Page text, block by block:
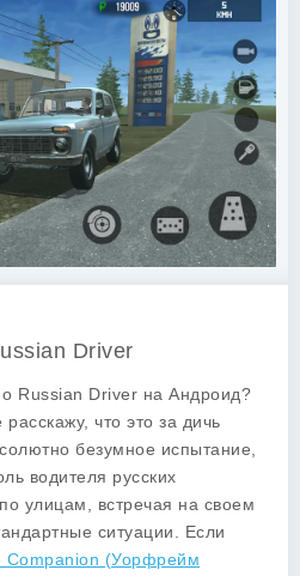
Driver
Russian Driver на Андроид?
что это за дичь
безумное испытание,
водителя русских
улицам, встречая на своем
ситуации. Если
Companion (Уорфрейм